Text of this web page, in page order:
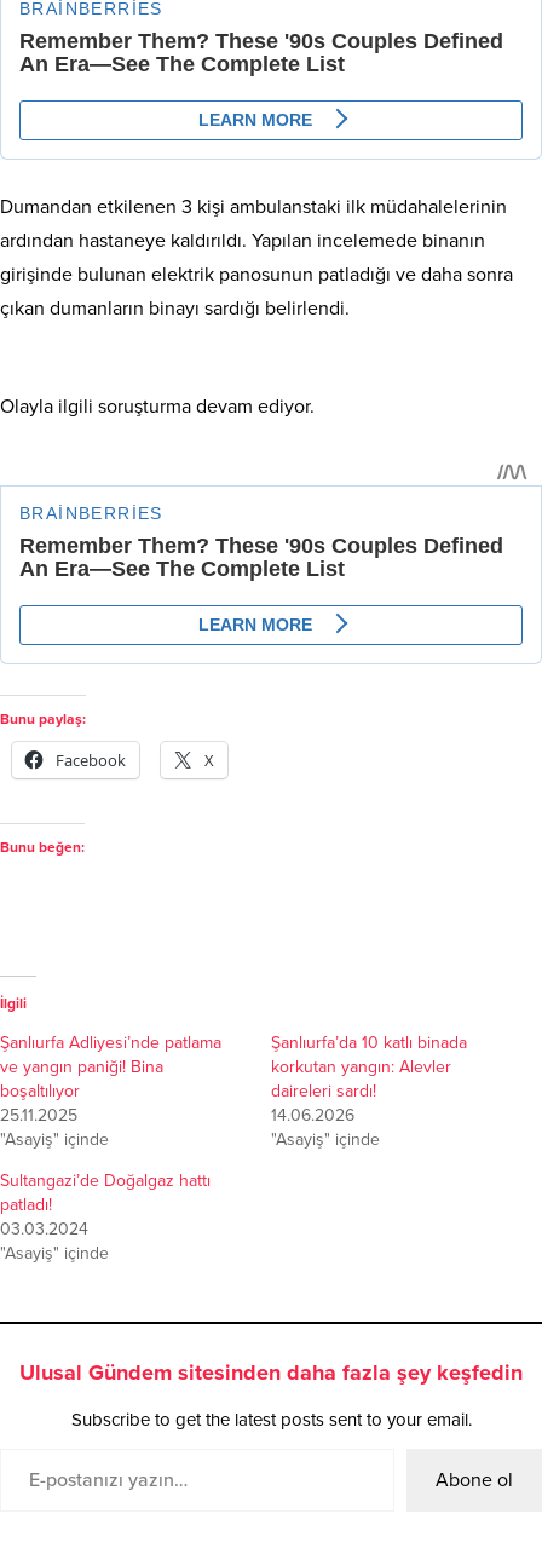
Dumandan etkilenen 3 kişi ambulanstaki ilk müdahalelerinin
ardından hastaneye kaldırıldı. Yapılan incelemede binanın
girişinde bulunan elektrik panosunun patladığı ve daha sonra
çıkan dumanların binayı sardığı belirlendi.
Olayla ilgili soruşturma devam ediyor.
Bunu paylaş:
Facebook X
Bunu beğen:
İlgili
Şanlıurfa Adliyesi’nde patlama
ve yangın paniği! Bina
boşaltılıyor
25.11.2025
"Asayiş" içinde
Şanlıurfa’da 10 katlı binada
korkutan yangın: Alevler
daireleri sardı!
14.06.2026
"Asayiş" içinde
Sultangazi’de Doğalgaz hattı
patladı!
03.03.2024
"Asayiş" içinde
Ulusal Gündem sitesinden daha fazla şey keşfedin
Subscribe to get the latest posts sent to your email.
Abone ol